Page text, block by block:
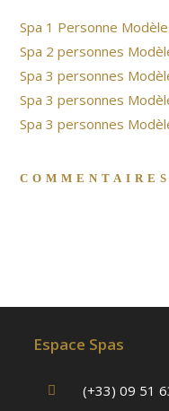
Spa 1 Personne Modèle
Spa 2 personnes
Spa 3 personnes
Spa 3 personnes
Spa 3 personnes
Espace Spas
(+33) 09 51